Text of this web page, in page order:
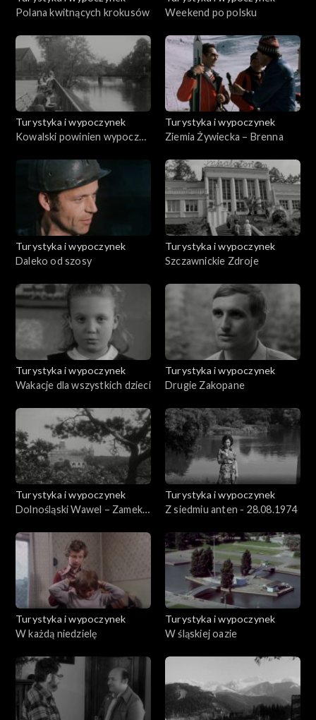
Polana kwitnących krokusów
Weekend po polsku
Turystyka i wypoczynek
Kowalski powinien wypocząć
Turystyka i wypoczynek
Ziemia Żywiecka – Brenna
Turystyka i wypoczynek
Daleko od szosy
Turystyka i wypoczynek
Szczawnickie Zdroje
Turystyka i wypoczynek
Wakacje dla wszystkich dzieci
Turystyka i wypoczynek
Drugie Zakopane
Turystyka i wypoczynek
Dolnośląski Wawel – Zamek
Turystyka i wypoczynek
Z siedmiu anten - 28.08.1974
Turystyka i wypoczynek
W każdą niedzielę
Turystyka i wypoczynek
W śląskiej oazie